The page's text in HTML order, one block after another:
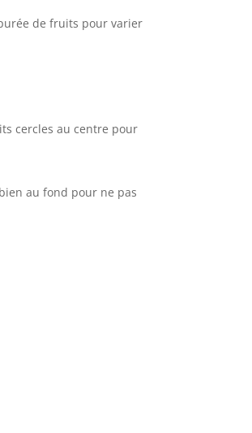
de fruits pour varier
cercles au centre pour
au fond pour ne pas